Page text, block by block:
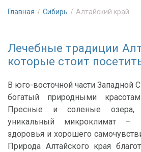
Главная Сибирь Алтайский край
Лечебные традиции
которые стоит
В юго-восточной части Западной
богатый природными
Пресные и соленые озера,
уникальный микроклимат –
здоровья и хорошего
Природа Алтайского края